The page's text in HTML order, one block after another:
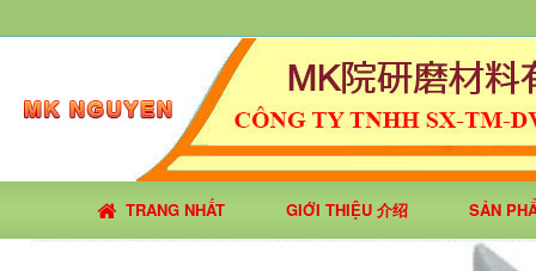
TRANG NHẤT GIỚI THIỆU 介绍 SẢN